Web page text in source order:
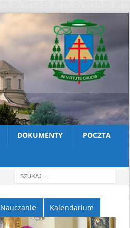
DOKUMENTY POCZTA
Nauczanie Kalendarium